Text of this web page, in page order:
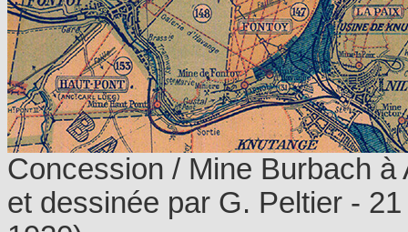
Concession / Mine Burbach
et dessinée par G. Peltier -